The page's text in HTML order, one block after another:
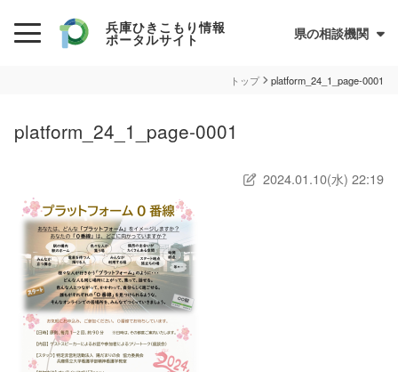
兵庫ひきこもり情報
ポータルサイト 県の相談機関
兵庫県ひきこもり総合支援センター
兵庫ひきこもり相談支援センター
情報が必要な方へ
情報について
お住まいの市町での支援
民間の支援団体（県ネットワーク加入団体）
トップ platform_24_1_page-0001
platform_24_1_page-0001
2024.01.10(水) 22:19